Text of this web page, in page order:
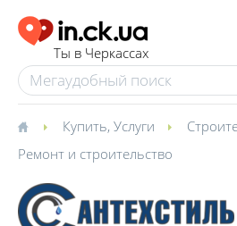
Ты в Черкассах
Купить, Услуги
Ремонт и строительство